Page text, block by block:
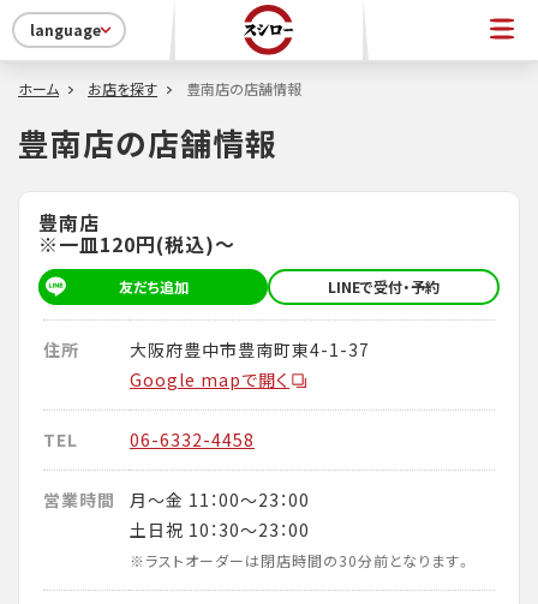
language
ホーム お店を探す 豊南店の店舗情報
豊南店の店舗情報
豊南店
※一皿120円(税込)～
友だち追加 LINEで受付・予約
住所
大阪府豊中市豊南町東4-1-37
Google mapで開く
TEL 06-6332-4458
営業時間
月～金 11：00～23：00
土日祝 10：30～23：00
※ラストオーダーは閉店時間の30分前となります。